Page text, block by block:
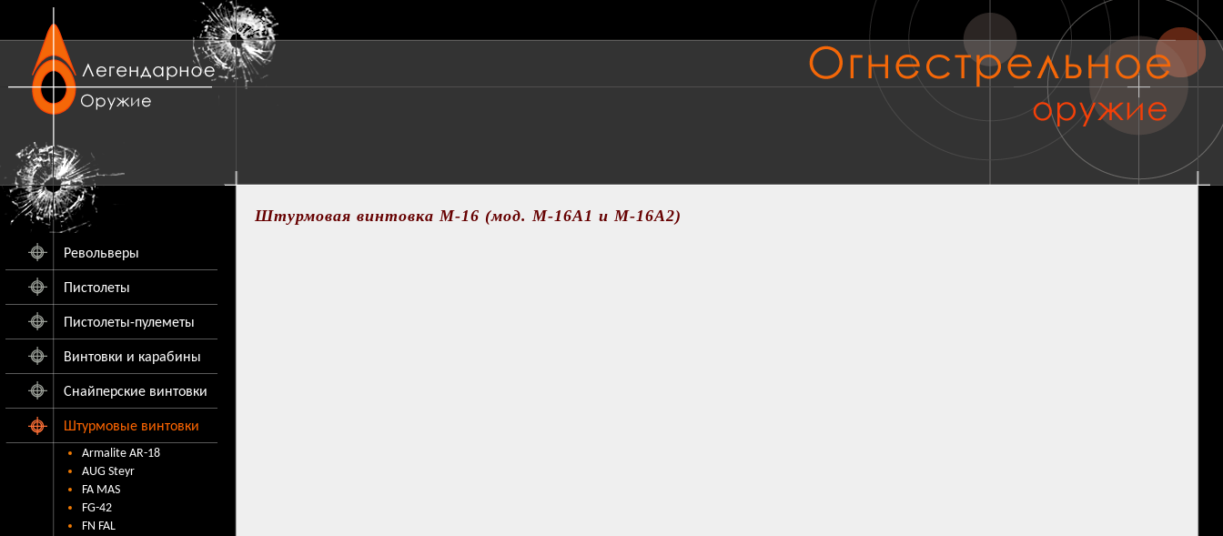
Револьверы
Пистолеты
Пистолеты-пулеметы
Винтовки и карабины
Снайперские винтовки
Штурмовые винтовки
Armalite AR-18
AUG Steyr
FA MAS
FG-42
FN FAL
Штурмовая винтовка M-16 (мод. M-16A1 и M-16A2)